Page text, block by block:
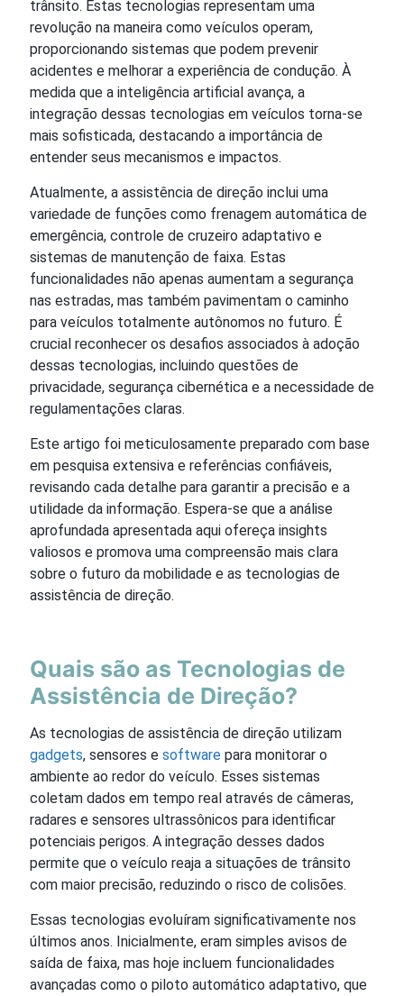
trânsito. Estas tecnologias representam uma
revolução na maneira como veículos operam,
proporcionando sistemas que podem prevenir
acidentes e melhorar a experiência de condução. À
medida que a inteligência artificial avança, a
integração dessas tecnologias em veículos torna-se
mais sofisticada, destacando a importância de
entender seus mecanismos e impactos.
Atualmente, a assistência de direção inclui uma
variedade de funções como frenagem automática de
emergência, controle de cruzeiro adaptativo e
sistemas de manutenção de faixa. Estas
funcionalidades não apenas aumentam a segurança
nas estradas, mas também pavimentam o caminho
para veículos totalmente autônomos no futuro. É
crucial reconhecer os desafios associados à adoção
dessas tecnologias, incluindo questões de
privacidade, segurança cibernética e a necessidade de
regulamentações claras.
Este artigo foi meticulosamente preparado com base
em pesquisa extensiva e referências confiáveis,
revisando cada detalhe para garantir a precisão e a
utilidade da informação. Espera-se que a análise
aprofundada apresentada aqui ofereça insights
valiosos e promova uma compreensão mais clara
sobre o futuro da mobilidade e as tecnologias de
assistência de direção.
Quais são as Tecnologias de
Assistência de Direção?
As tecnologias de assistência de direção utilizam
gadgets, sensores e software para monitorar o
ambiente ao redor do veículo. Esses sistemas
coletam dados em tempo real através de câmeras,
radares e sensores ultrassônicos para identificar
potenciais perigos. A integração desses dados
permite que o veículo reaja a situações de trânsito
com maior precisão, reduzindo o risco de colisões.
Essas tecnologias evoluíram significativamente nos
últimos anos. Inicialmente, eram simples avisos de
saída de faixa, mas hoje incluem funcionalidades
avançadas como o piloto automático adaptativo, que